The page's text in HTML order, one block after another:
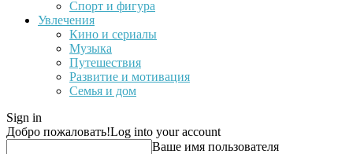
Спорт и фигура
Увлечения
Кино и сериалы
Музыка
Путешествия
Развитие и мотивация
Семья и дом
Sign in
Добро пожаловать!Log into your account
Ваше имя пользователя